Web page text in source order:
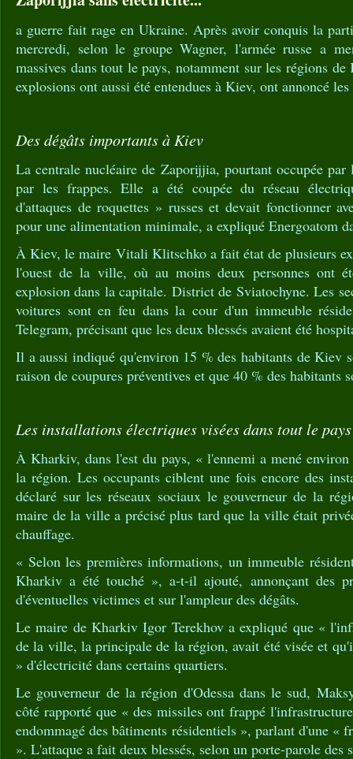
a guerre fait rage en Ukraine. Après avoir conquis la
mercredi, selon le groupe Wagner, l'armée russe a
massives dans tout le pays, notamment sur les régions
explosions ont aussi été entendues à Kiev, ont annoncé
Des dégâts importants à Kiev
La centrale nucléaire de Zaporijjia, pourtant occupée par
par les frappes. Elle a été coupée du réseau
d'attaques de roquettes » russes et devait fonctionner
pour une alimentation minimale, a expliqué Energoatom
À Kiev, le maire Vitali Klitschko a fait état de plusieurs
l'ouest de la ville, où au moins deux personnes ont
explosion dans la capitale. District de Sviatochyne. Les
voitures sont en feu dans la cour d'un immeuble
Telegram, précisant que les deux blessés avaient été
Il a aussi indiqué qu'environ 15 % des habitants de Kiev
raison de coupures préventives et que 40 % des habitants
Les installations électriques visées dans tout le pays
À Kharkiv, dans l'est du pays, « l'ennemi a mené
la région. Les occupants ciblent une fois encore des
déclaré sur les réseaux sociaux le gouverneur de la
maire de la ville a précisé plus tard que la ville était
chauffage.
« Selon les premières informations, un immeuble
Kharkiv a été touché », a-t-il ajouté, annonçant des
d'éventuelles victimes et sur l'ampleur des dégâts.
Le maire de Kharkiv Igor Terekhov a expliqué que «
de la ville, la principale de la région, avait été visée et
» d'électricité dans certains quartiers.
Le gouverneur de la région d'Odessa dans le sud,
côté rapporté que « des missiles ont frappé
endommagé des bâtiments résidentiels », parlant d'une «
». L'attaque a fait deux blessés, selon un porte-parole des